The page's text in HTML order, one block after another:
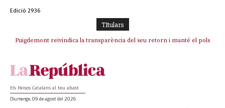
Edició 2936
TItulars
Puigdemont reivindica la transparència del seu retorn i manté el pols
Els Països Catalans al teu abast
Diumenge, 09 de agost del 2026